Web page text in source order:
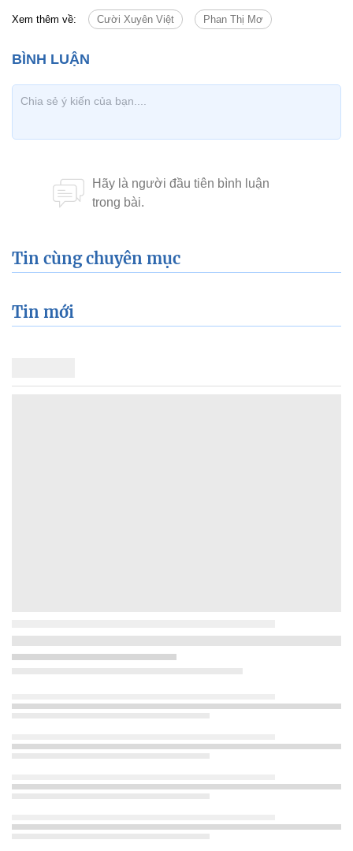
Xem thêm về: Cười Xuyên Việt Phan Thị Mơ
Tin cùng chuyên mục
Tin mới